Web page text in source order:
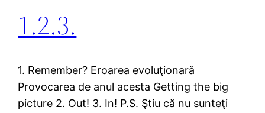
1.2.3.
1. Remember? Eroarea evoluţionară
Provocarea de anul acesta Getting the big
picture 2. Out! 3. In! P.S. Ştiu că nu sunteţi